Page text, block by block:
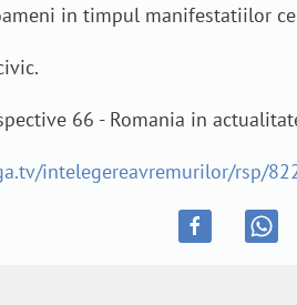
in timpul manifestatiilor
66 - Romania in
intelegereavremurilor/rsp/